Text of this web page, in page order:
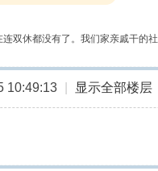
连双休都没有了。我们家亲戚干的
10:49:13 显示全部楼层